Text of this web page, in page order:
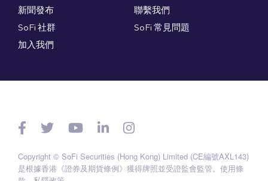
新聞發布
SoFi 社群
加入我們
聯繫我們
SoFi 常見問題
Copyright © SoFi Securities (Hong Kong) Limited (CE編號AXL143)
是根據香港《證券及期貨條例》獲得牌照並受證監會監管。 使用條